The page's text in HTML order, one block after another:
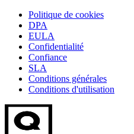
Politique de cookies
DPA
EULA
Confidentialité
Confiance
SLA
Conditions générales
Conditions d'utilisation